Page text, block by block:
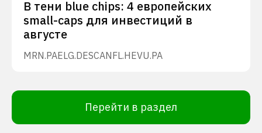
В тени blue chips: 4 европейских
small-caps для инвестиций в
августе
MRN.PAELG.DESCANFL.HEVU.PA
Перейти в раздел